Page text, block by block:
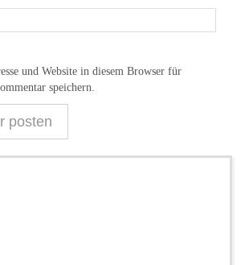
und Website in diesem Browser für
speichern.